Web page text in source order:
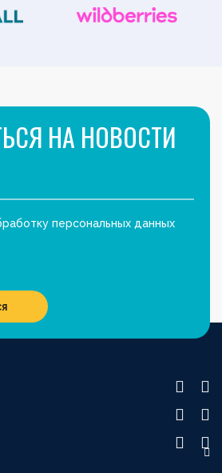
НА НОВОСТИ
персональных данных